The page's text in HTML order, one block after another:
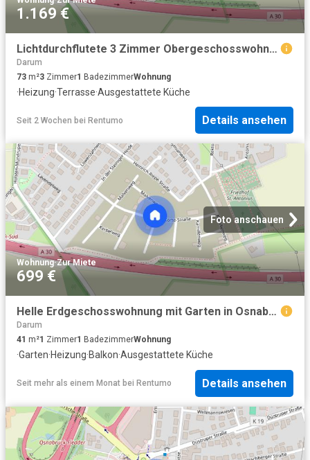
1.169 €
Lichtdurchflutete 3 Zimmer Obergeschosswohnung mit Einbauküche in Osnabrück
Darum
73 m²3 Zimmer1 BadezimmerWohnung
·Heizung·Terrasse·Ausgestattete Küche
Seit 2 Wochen bei Rentumo Details ansehen
Foto anschauen
Wohnung·Zur Miete
699 €
Helle Erdgeschosswohnung mit Garten in Osnabrück
Darum
41 m²1 Zimmer1 BadezimmerWohnung
·Garten·Heizung·Balkon·Ausgestattete Küche
Seit mehr als einem Monat bei Rentumo Details ansehen